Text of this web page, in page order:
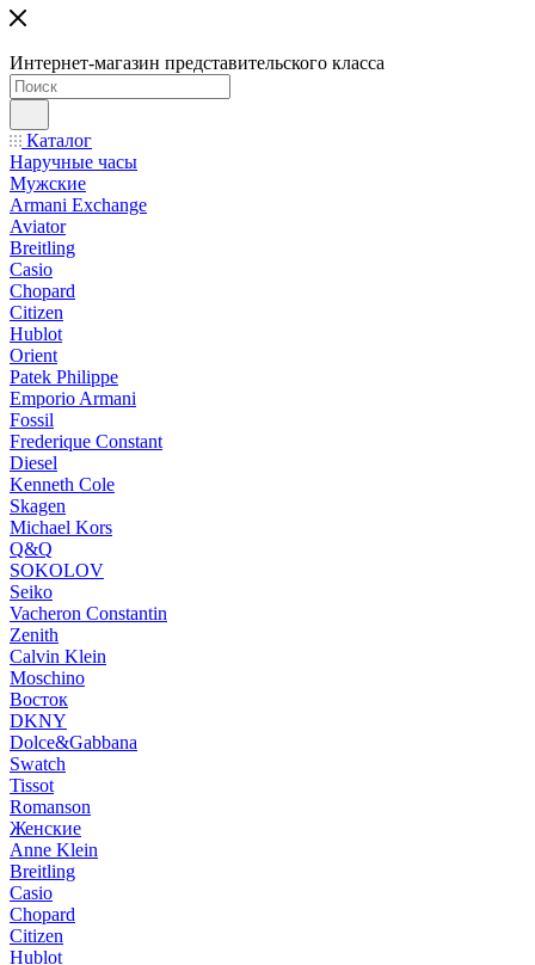
Интернет-магазин представительского класса
Каталог
Наручные часы
Мужские
Armani Exchange
Aviator
Breitling
Casio
Chopard
Citizen
Hublot
Orient
Patek Philippe
Emporio Armani
Fossil
Frederique Constant
Diesel
Kenneth Cole
Skagen
Michael Kors
Q&Q
SOKOLOV
Seiko
Vacheron Constantin
Zenith
Calvin Klein
Moschino
Восток
DKNY
Dolce&Gabbana
Swatch
Tissot
Romanson
Женские
Anne Klein
Breitling
Casio
Chopard
Citizen
Hublot